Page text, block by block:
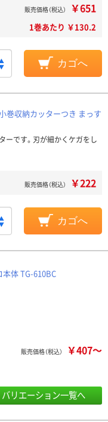
販売価格（税込） ￥651
1巻あたり ￥130.2
カゴへ
巻収納カッターつき まっす
ーです。刃が細かくケガをし
販売価格（税込） ￥222
カゴへ
体 TG-610BC
販売価格（税込） ￥407～
バリエーション一覧へ